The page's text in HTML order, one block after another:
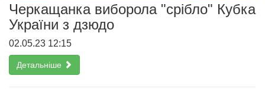
Черкащанка виборола "срібло" Кубка
України з дзюдо
02.05.23 12:15
Детальніше